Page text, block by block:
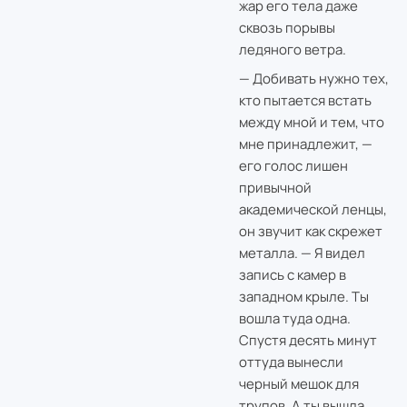
жар его тела даже
сквозь порывы
ледяного ветра.
— Добивать нужно тех,
кто пытается встать
между мной и тем, что
мне принадлежит, —
его голос лишен
привычной
академической ленцы,
он звучит как скрежет
металла. — Я видел
запись с камер в
западном крыле. Ты
вошла туда одна.
Спустя десять минут
оттуда вынесли
черный мешок для